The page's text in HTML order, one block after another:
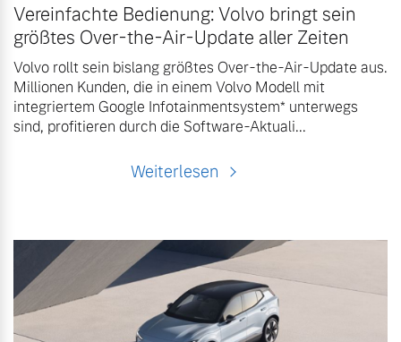
Vereinfachte Bedienung: Volvo bringt sein
größtes Over-the-Air-Update aller Zeiten
Volvo rollt sein bislang größtes Over-the-Air-Update aus.
Millionen Kunden, die in einem Volvo Modell mit
integriertem Google Infotainmentsystem* unterwegs
sind, profitieren durch die Software-Aktuali...
Weiterlesen